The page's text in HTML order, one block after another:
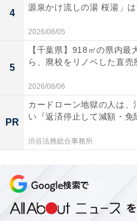
4
源泉かけ流しの湯 桜湯」
2026/08/05
5
【千葉県】918㎡の県内最
ら、廃校をリノベした直
2026/08/06
PR
カードローン地獄の人は、
い『返済停止して減額・
渋谷法務総合事務所